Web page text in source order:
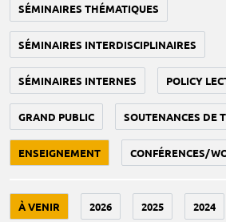
SÉMINAIRES THÉMATIQUES
SÉMINAIRES INTERDISCIPLINAIRES
SÉMINAIRES INTERNES POLICY
GRAND PUBLIC SOUTENANCES DE
ENSEIGNEMENT CONFÉRENCES/
À VENIR 2026 2025 2024